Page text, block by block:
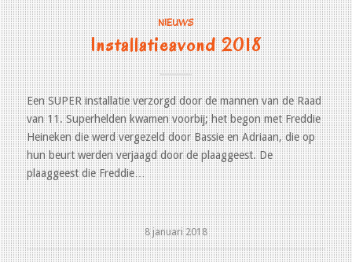
NIEUWS
Installatieavond 2018
Een SUPER installatie verzorgd door de mannen van de Raad
van 11. Superhelden kwamen voorbij; het begon met Freddie
Heineken die werd vergezeld door Bassie en Adriaan, die op
hun beurt werden verjaagd door de plaaggeest. De
plaaggeest die Freddie…
8 januari 2018